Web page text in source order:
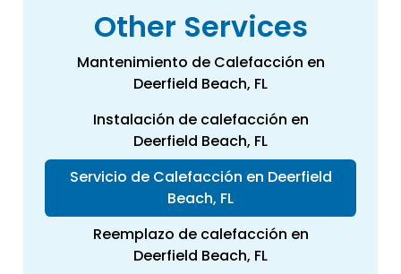
Other Services
Mantenimiento de Calefacción en
Deerfield Beach, FL
Instalación de calefacción en
Deerfield Beach, FL
Servicio de Calefacción en Deerfield
Beach, FL
Reemplazo de calefacción en
Deerfield Beach, FL